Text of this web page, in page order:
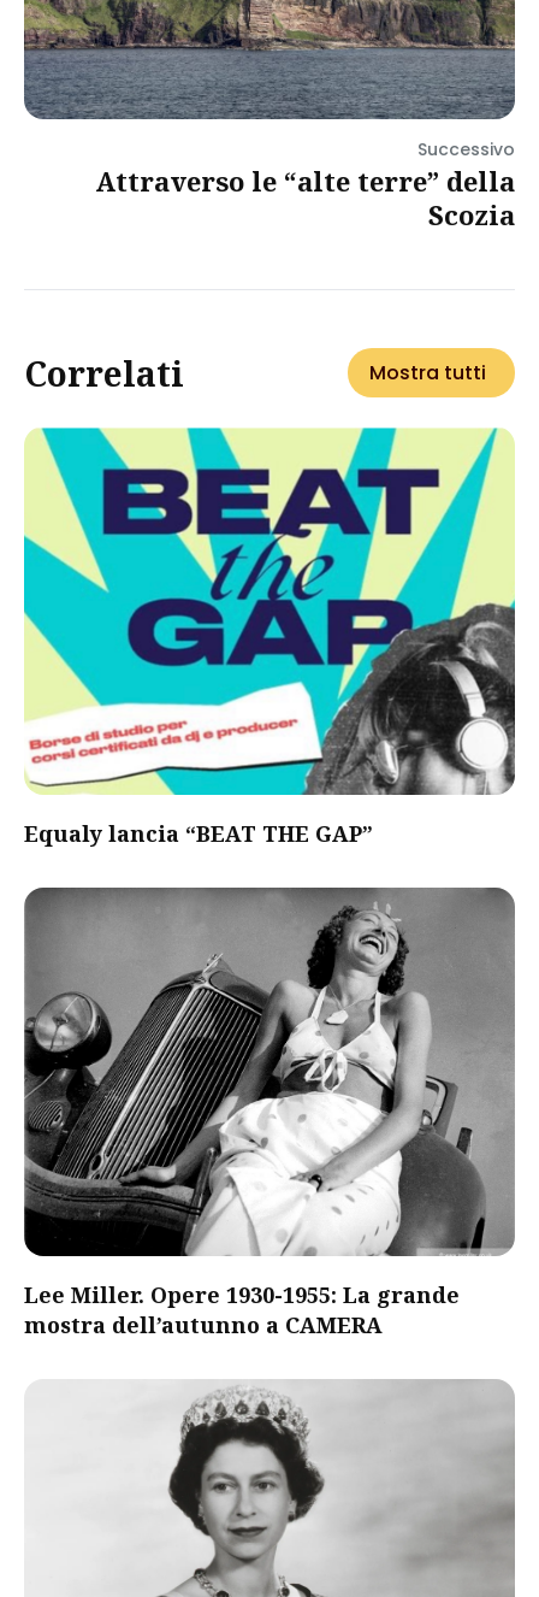
Successivo
Attraverso le “alte terre” della
Scozia
Correlati Mostra tutti
Equaly lancia “BEAT THE GAP”
Lee Miller. Opere 1930-1955: La grande
mostra dell’autunno a CAMERA